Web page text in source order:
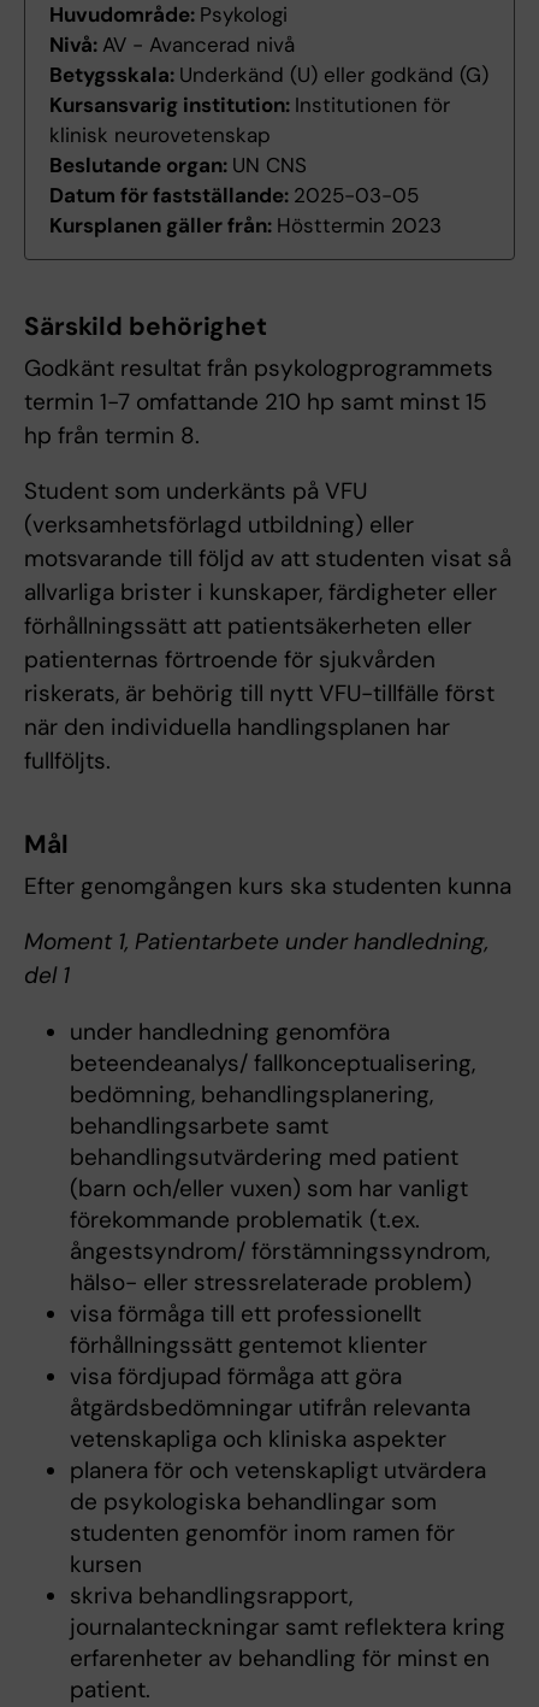
Huvudområde: Psykologi
Nivå: AV - Avancerad nivå
Betygsskala: Underkänd (U) eller godkänd (G)
Kursansvarig institution: Institutionen för
klinisk neurovetenskap
Beslutande organ: UN CNS
Datum för fastställande: 2025-03-05
Kursplanen gäller från: Hösttermin 2023
Särskild behörighet
Godkänt resultat från psykologprogrammets
termin 1-7 omfattande 210 hp samt minst 15
hp från termin 8.
Student som underkänts på VFU
(verksamhetsförlagd utbildning) eller
motsvarande till följd av att studenten visat så
allvarliga brister i kunskaper, färdigheter eller
förhållningssätt att patientsäkerheten eller
patienternas förtroende för sjukvården
riskerats, är behörig till nytt VFU-tillfälle först
när den individuella handlingsplanen har
fullföljts.
Mål
Efter genomgången kurs ska studenten kunna
Moment 1, Patientarbete under handledning,
del 1
under handledning genomföra
beteendeanalys/ fallkonceptualisering,
bedömning, behandlingsplanering,
behandlingsarbete samt
behandlingsutvärdering med patient
(barn och/eller vuxen) som har vanligt
förekommande problematik (t.ex.
ångestsyndrom/ förstämningssyndrom,
hälso- eller stressrelaterade problem)
visa förmåga till ett professionellt
förhållningssätt gentemot klienter
visa fördjupad förmåga att göra
åtgärdsbedömningar utifrån relevanta
vetenskapliga och kliniska aspekter
planera för och vetenskapligt utvärdera
de psykologiska behandlingar som
studenten genomför inom ramen för
kursen
skriva behandlingsrapport,
journalanteckningar samt reflektera kring
erfarenheter av behandling för minst en
patient.